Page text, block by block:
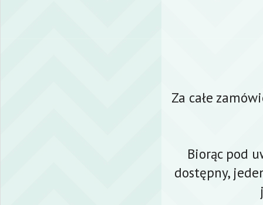
Za całe
Biorąc pod
dostępny,